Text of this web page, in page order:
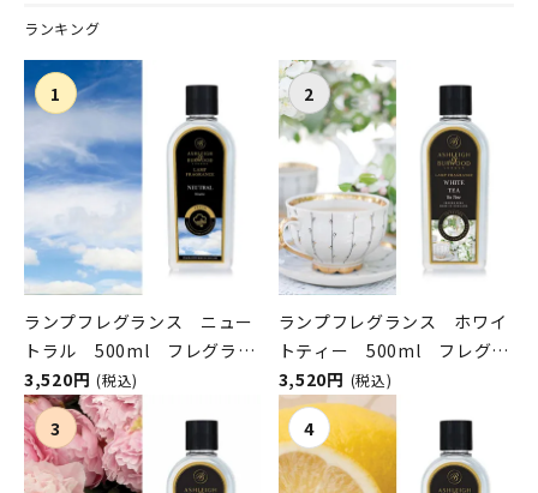
ランキング
ランプフレグランス ニュー
トラル 500ml フレグラン
スランプ用オイル
ASHLEIGH&BURWOOD（ア
シュレイアンドバーウッド）
3,520円 (税込)
ランプフレグランス ホワイ
トティー 500ml フレグラ
ンスランプ用オイル
ASHLEIGH&BURWOOD（ア
シュレイアンドバーウッド）
3,520円 (税込)